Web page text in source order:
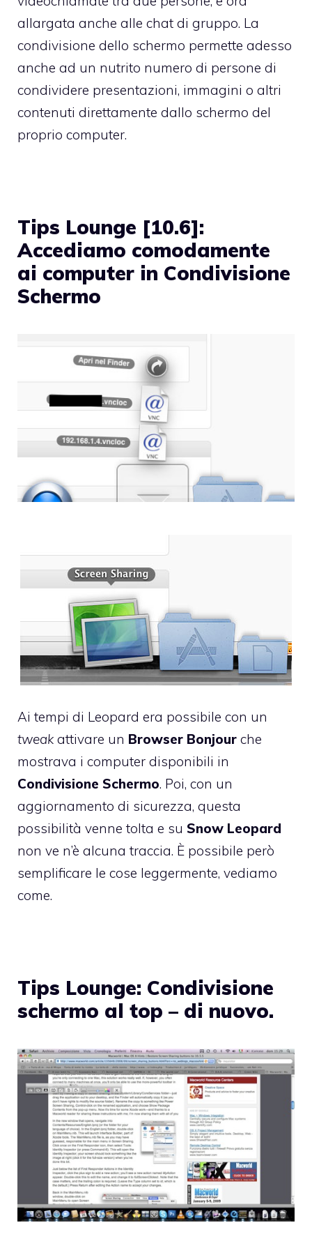
allargata anche alle chat di gruppo. La
condivisione dello schermo permette adesso
anche ad un nutrito numero di persone di
condividere presentazioni, immagini o altri
contenuti direttamente dallo schermo del
proprio computer.
Tips Lounge [10.6]:
Accediamo comodamente
ai computer in Condivisione
Schermo
Ai tempi di Leopard era possibile con un
tweak attivare un Browser Bonjour che
mostrava i computer disponibili in
Condivisione Schermo. Poi, con un
aggiornamento di sicurezza, questa
possibilità venne tolta e su Snow Leopard
non ve n’è alcuna traccia. È possibile però
semplificare le cose leggermente, vediamo
come.
Tips Lounge: Condivisione
schermo al top – di nuovo.